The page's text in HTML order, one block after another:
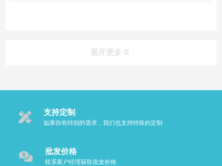
展开更多
支持定制
如果你有特别的需求，我们也支持特殊的定制
批发价格
联系客户经理获取批发价格